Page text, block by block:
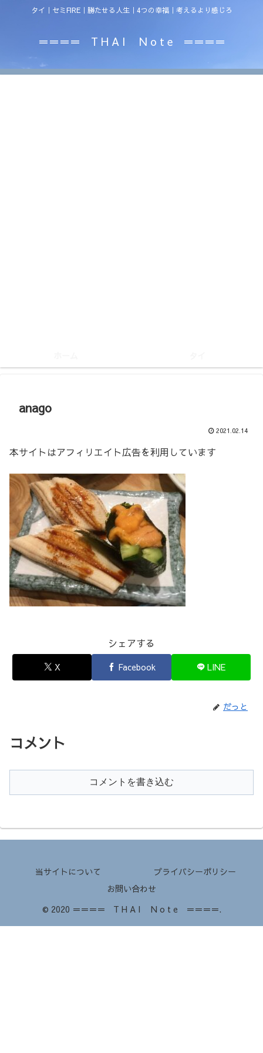
タイ｜セミFIRE｜勝たせる人生｜4つの幸福｜考えるより感じろ
＝＝＝＝ T H A I N o t e ＝＝＝＝
anago
2021.02.14
本サイトはアフィリエイト広告を利用しています
シェアする
X Facebook LINE
だっと
コメント
コメントを書き込む
当サイトについて
プライバシーポリシー
お問い合わせ
© 2020 ＝＝＝＝ T H A I N o t e ＝＝＝＝.